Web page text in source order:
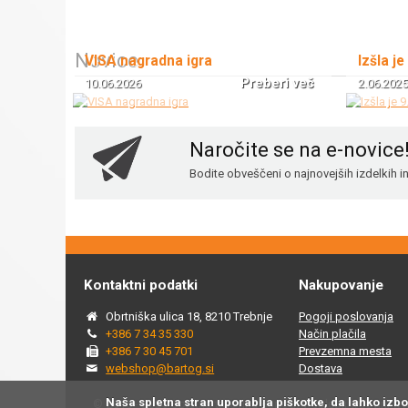
Novice
VISA nagradna igra
10.06.2026 Preberi več
Izšla
2.06.2025
Naročite se na e-novice!
Bodite obveščeni o najnovejših izdelkih
Kontaktni podatki
Obrtniška ulica 18, 8210 Trebnje
+386 7 34 35 330
+386 7 30 45 701
webshop@bartog.si
Nakupovanje
Pogoji poslovanja
Način plačila
Prevzemna mesta
Dostava
© 2015 - 2025 Spletna trgovina Bartog, v spletni trgovini
Naša spletna stran uporablja piškotke, da lahko